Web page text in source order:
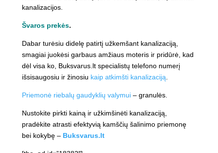
kanalizacijos.
Švaros prekės.
Dabar turėsiu didelę patirtį užkemšant kanalizaciją,
smagiai juokėsi garbaus amžiaus moteris ir pridūrė, kad
dėl visa ko, Buksvarus.lt specialistų telefono numerį
išsisaugosiu ir žinosiu kaip atkimšti kanalizaciją
Priemonė riebalų gaudyklių valymui– granulės.
Nustokite pirkti kainą ir užkimšinėti kanalizaciją,
pradėkite atrasti efektyvią kamščių šalinimo priemonę
bei kokybę – Buksvarus.lt